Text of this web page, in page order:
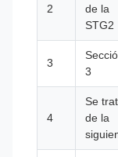
2
de la
STG2
3
3
4
Se
de la